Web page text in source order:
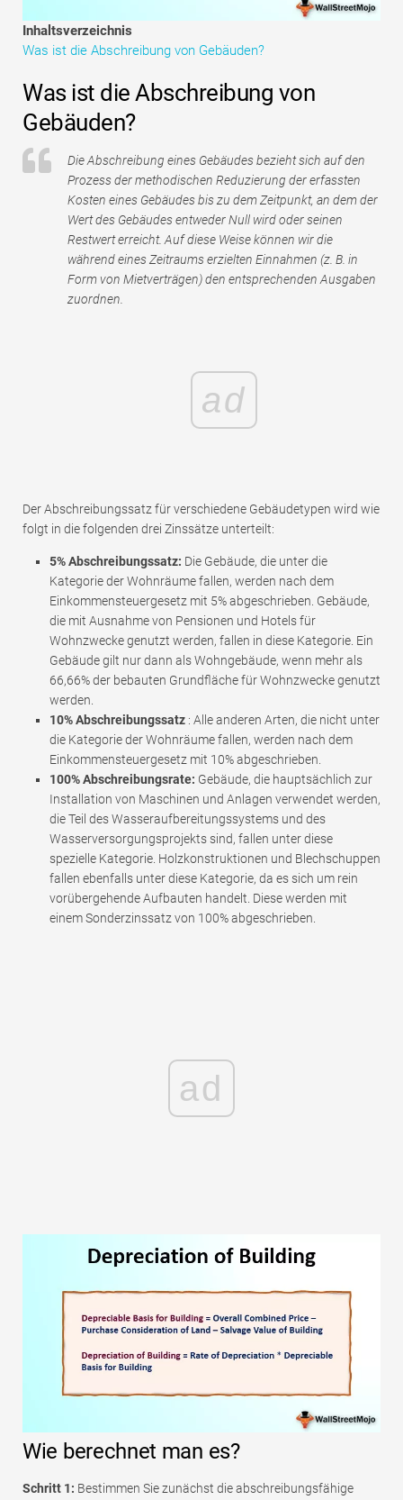
Vollständige Form
Risikomanagement-Tutorials
Inhaltsverzeichnis
Was ist die Abschreibung von Gebäuden?
Was ist die Abschreibung von
Gebäuden?
Die Abschreibung eines Gebäudes bezieht sich auf den
Prozess der methodischen Reduzierung der erfassten
Kosten eines Gebäudes bis zu dem Zeitpunkt, an dem der
Wert des Gebäudes entweder Null wird oder seinen
Restwert erreicht. Auf diese Weise können wir die
während eines Zeitraums erzielten Einnahmen (z. B. in
Form von Mietverträgen) den entsprechenden Ausgaben
zuordnen.
ad
Der Abschreibungssatz für verschiedene Gebäudetypen wird wie
folgt in die folgenden drei Zinssätze unterteilt:
5% Abschreibungssatz: Die Gebäude, die unter die
Kategorie der Wohnräume fallen, werden nach dem
Einkommensteuergesetz mit 5% abgeschrieben. Gebäude,
die mit Ausnahme von Pensionen und Hotels für
Wohnzwecke genutzt werden, fallen in diese Kategorie. Ein
Gebäude gilt nur dann als Wohngebäude, wenn mehr als
66,66% der bebauten Grundfläche für Wohnzwecke genutzt
werden.
10% Abschreibungssatz : Alle anderen Arten, die nicht unter
die Kategorie der Wohnräume fallen, werden nach dem
Einkommensteuergesetz mit 10% abgeschrieben.
100% Abschreibungsrate: Gebäude, die hauptsächlich zur
Installation von Maschinen und Anlagen verwendet werden,
die Teil des Wasseraufbereitungssystems und des
Wasserversorgungsprojekts sind, fallen unter diese
spezielle Kategorie. Holzkonstruktionen und Blechschuppen
fallen ebenfalls unter diese Kategorie, da es sich um rein
vorübergehende Aufbauten handelt. Diese werden mit
einem Sonderzinssatz von 100% abgeschrieben.
ad
Wie berechnet man es?
Schritt 1: Bestimmen Sie zunächst die abschreibungsfähige